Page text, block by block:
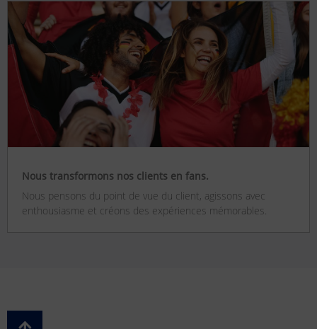
Nous transformons nos clients en fans.
Nous pensons du point de vue du client, agissons avec
enthousiasme et créons des expériences mémorables.